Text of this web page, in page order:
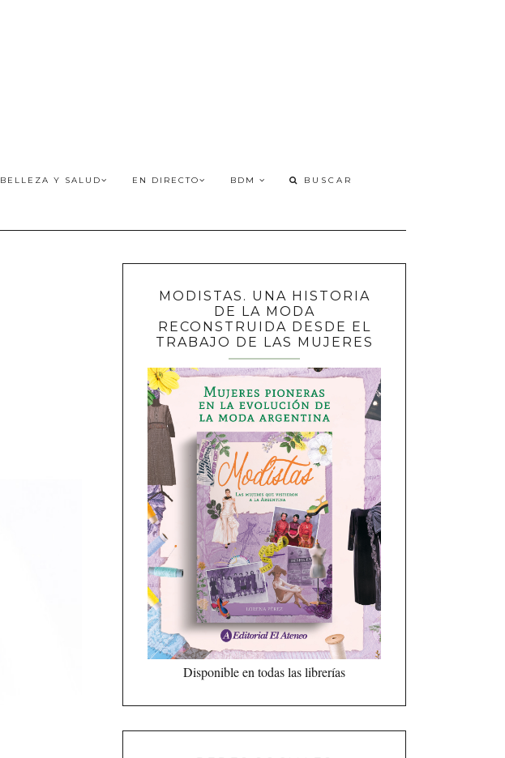
BELLEZA Y SALUD EN DIRECTO BDM
MODISTAS. UNA HISTORIA
DE LA MODA
RECONSTRUIDA DESDE EL
TRABAJO DE LAS MUJERES
Disponible en todas las librerías